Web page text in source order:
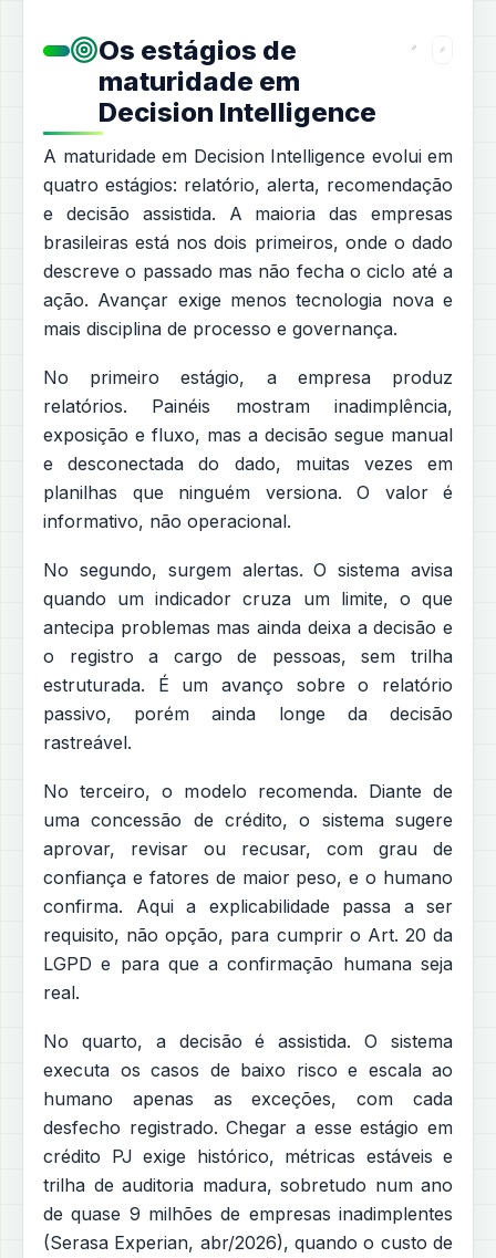
Os estágios de
maturidade em
Decision Intelligence
A maturidade em Decision Intelligence evolui em
quatro estágios: relatório, alerta, recomendação
e decisão assistida. A maioria das empresas
brasileiras está nos dois primeiros, onde o dado
descreve o passado mas não fecha o ciclo até a
ação. Avançar exige menos tecnologia nova e
mais disciplina de processo e governança.
No primeiro estágio, a empresa produz
relatórios. Painéis mostram inadimplência,
exposição e fluxo, mas a decisão segue manual
e desconectada do dado, muitas vezes em
planilhas que ninguém versiona. O valor é
informativo, não operacional.
No segundo, surgem alertas. O sistema avisa
quando um indicador cruza um limite, o que
antecipa problemas mas ainda deixa a decisão e
o registro a cargo de pessoas, sem trilha
estruturada. É um avanço sobre o relatório
passivo, porém ainda longe da decisão
rastreável.
No terceiro, o modelo recomenda. Diante de
uma concessão de crédito, o sistema sugere
aprovar, revisar ou recusar, com grau de
confiança e fatores de maior peso, e o humano
confirma. Aqui a explicabilidade passa a ser
requisito, não opção, para cumprir o Art. 20 da
LGPD e para que a confirmação humana seja
real.
No quarto, a decisão é assistida. O sistema
executa os casos de baixo risco e escala ao
humano apenas as exceções, com cada
desfecho registrado. Chegar a esse estágio em
crédito PJ exige histórico, métricas estáveis e
trilha de auditoria madura, sobretudo num ano
de quase 9 milhões de empresas inadimplentes
(Serasa Experian, abr/2026), quando o custo de